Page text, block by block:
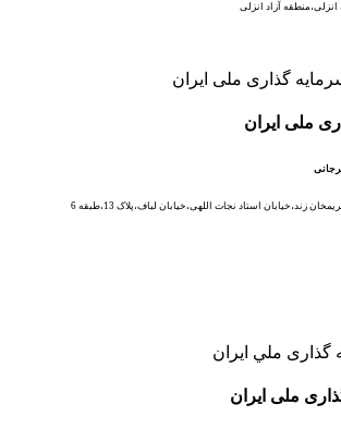
آزاد انزلی
ملی ایران
زند،خیابان استاد نجات اللهی،خیابان لباف،پلاک 13،طبقه 6
ملی ایران